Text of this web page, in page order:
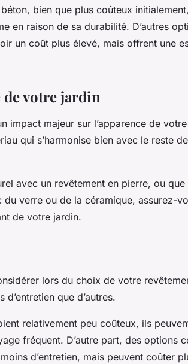
bien que plus coûteux
en raison de sa durabilité. D’autres
un coût plus élevé, mais offrent une
de votre jardin
impact majeur sur l’apparence de
qui s’harmonise bien avec le reste
avec un revêtement en pierre, ou
du verre ou de la céramique, assurez-
de votre jardin.
lors du choix de votre
que d’autres.
relativement peu coûteux, ils
fréquent. D’autre part, des options
d’entretien, mais peuvent coûter